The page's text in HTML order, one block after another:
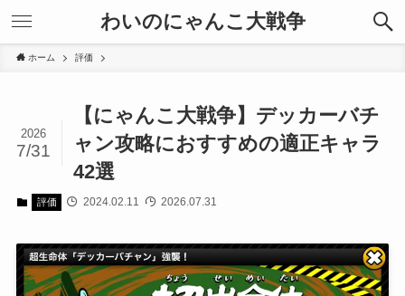
わいのにゃんこ大戦争
ホーム 評価
【にゃんこ大戦争】デッカーバチ
ャン攻略におすすめの適正キャラ
42選
2026
7/31
評価 2024.02.11 2026.07.31